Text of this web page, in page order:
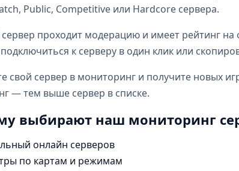
Public, Competitive или Hardcore сервера.
проходит модерацию и имеет рейтинг на
к серверу в один клик или
свой сервер в мониторинг и получите новых
— тем выше сервер в списке.
выбирают наш мониторинг
онлайн серверов
по картам и режимам